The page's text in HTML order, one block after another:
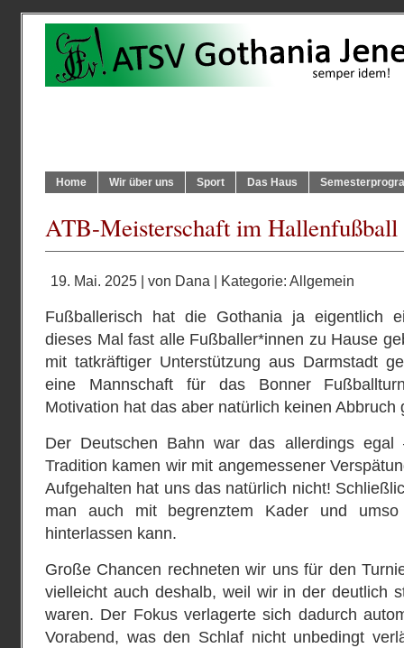
Home Wir über uns Sport Das Haus
ATB-Meisterschaft im
19. Mai. 2025 | von Dana | Kategorie: Allgemein
Fußballerisch hat die Gothania ja eigentlich
dieses Mal fast alle Fußballer*innen zu Hause
mit tatkräftiger Unterstützung aus Darmstadt
eine Mannschaft für das Bonner
Motivation hat das aber natürlich keinen Abbruch
Der Deutschen Bahn war das allerdings egal
Tradition kamen wir mit angemessener
Aufgehalten hat uns das natürlich nicht!
man auch mit begrenztem Kader und
hinterlassen kann.
Große Chancen rechneten wir uns für den
vielleicht auch deshalb, weil wir in der deutlich
waren. Der Fokus verlagerte sich dadurch
Vorabend, was den Schlaf nicht unbedingt